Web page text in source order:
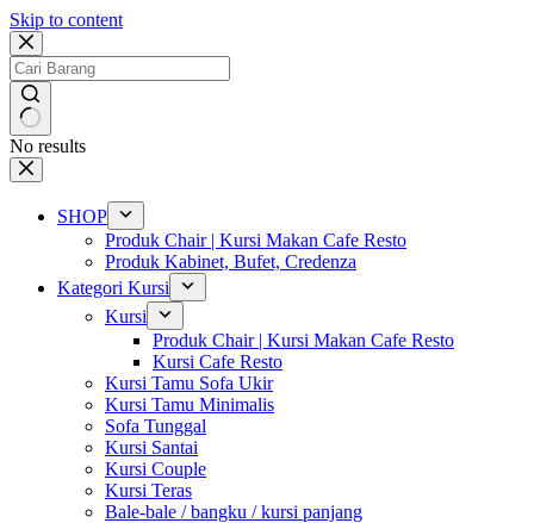
Skip to content
No results
SHOP
Produk Chair | Kursi Makan Cafe Resto
Produk Kabinet, Bufet, Credenza
Kategori Kursi
Kursi
Produk Chair | Kursi Makan Cafe Resto
Kursi Cafe Resto
Kursi Tamu Sofa Ukir
Kursi Tamu Minimalis
Sofa Tunggal
Kursi Santai
Kursi Couple
Kursi Teras
Bale-bale / bangku / kursi panjang